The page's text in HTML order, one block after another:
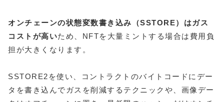
オンチェーンの状態変数書き込み（SSTORE）はガス
コストが高いため、NFTを大量ミントする場合は費用負
担が大きくなります。
SSTORE2を使い、コントラクトのバイトコードにデー
タを書き込んでガスを削減するテクニックや、画像デー